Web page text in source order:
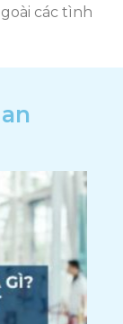
các tình